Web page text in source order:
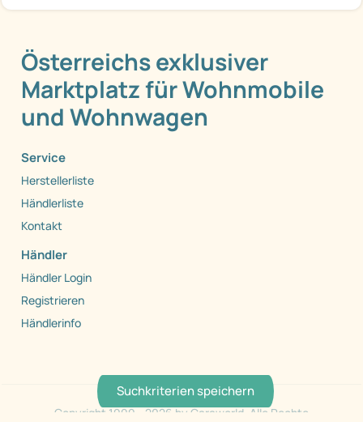
Suchkriterien speichern
Österreichs exklusiver
Marktplatz für Wohnmobile
und Wohnwagen
Service
Herstellerliste
Händlerliste
Kontakt
Händler
Händler Login
Registrieren
Händlerinfo
Copyright 1999 - 2026 by Caraworld. Alle Rechte